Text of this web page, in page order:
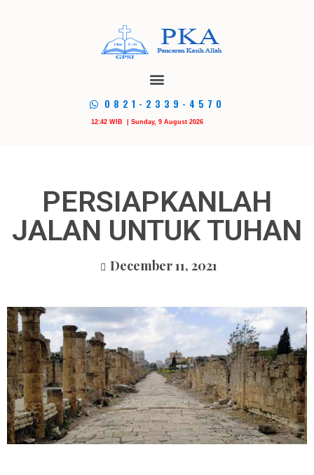
0821-2339-4570
12:42 WIB | Sunday, 9 August 2026
PERSIAPKANLAH
JALAN UNTUK TUHAN
December 11, 2021